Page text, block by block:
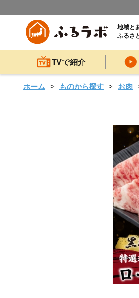
地域と
ふるさ
TVで紹介
ホーム ものから探す お肉